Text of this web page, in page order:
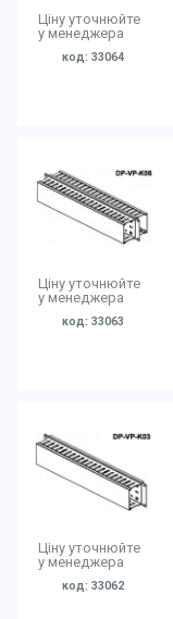
Ціну уточнюйте
у менеджера
код: 33064
Ціну уточнюйте
у менеджера
код: 33063
Ціну уточнюйте
у менеджера
код: 33062